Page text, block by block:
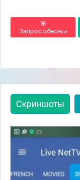
🎯
Запрос обновы
Скриншоты